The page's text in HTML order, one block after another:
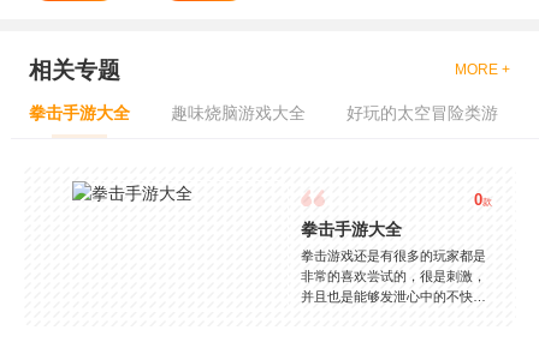
相关专题 MORE +
拳击手游大全 趣味烧脑游戏大全 好玩的太空冒险类游
0款
拳击手游大全
拳击游戏还是有很多的玩家都是
非常的喜欢尝试的，很是刺激，
并且也是能够发泄心中的不快